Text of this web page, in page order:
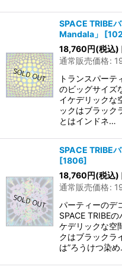
SPACE TRIBE
Mandala」
[
18,760円(税込)
通常販売価格:
トランスパーテ
のビッグサイズ
イケデリックな
ックはブラック
とはインドネ…
SPACE TRIBE
[1806]
18,760円(税込)
通常販売価格:
パーティーのデ
SPACE TRIBE
ケデリックな空
クはブラックラ
は”ろうけつ染